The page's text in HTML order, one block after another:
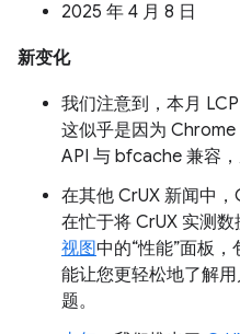
2025 年 4 月 8 日
新变化
我们注意到，本月
这似乎是因为
API 与 bfcache 兼容
在其他 CrUX 新闻中
在忙于将 CrUX 实测数
视图中的“性能”面板，
能让您更轻松地了解
题。